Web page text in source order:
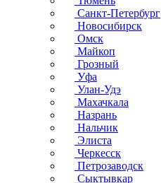
Санкт-Петербург
Новосибирск
Омск
Майкоп
Грозный
Уфа
Улан-Удэ
Махачкала
Назрань
Нальчик
Элиста
Черкесск
Петрозаводск
Сыктывкар